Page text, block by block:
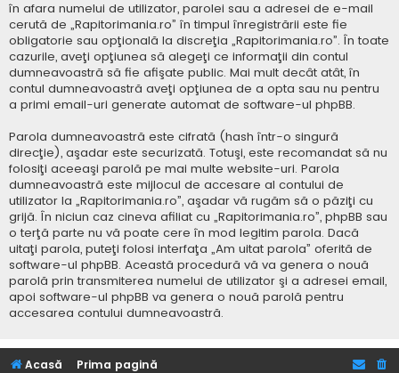
în afara numelui de utilizator, parolei sau a adresei de e-mail
cerută de „Rapitorimania.ro” în timpul înregistrării este fie
obligatorie sau opţională la discreţia „Rapitorimania.ro”. În toate
cazurile, aveţi opţiunea să alegeţi ce informaţii din contul
dumneavoastră să fie afişate public. Mai mult decât atât, în
contul dumneavoastră aveţi opţiunea de a opta sau nu pentru
a primi email-uri generate automat de software-ul phpBB.
Parola dumneavoastră este cifrată (hash într-o singură
direcţie), aşadar este securizată. Totuşi, este recomandat să nu
folosiţi aceeaşi parolă pe mai multe website-uri. Parola
dumneavoastră este mijlocul de accesare al contului de
utilizator la „Rapitorimania.ro”, aşadar vă rugăm să o păziţi cu
grijă. În niciun caz cineva afiliat cu „Rapitorimania.ro”, phpBB sau
o terţă parte nu vă poate cere în mod legitim parola. Dacă
uitaţi parola, puteţi folosi interfaţa „Am uitat parola” oferită de
software-ul phpBB. Această procedură vă va genera o nouă
parolă prin transmiterea numelui de utilizator şi a adresei email,
apoi software-ul phpBB va genera o nouă parolă pentru
accesarea contului dumneavoastră.
Acasă Prima pagină